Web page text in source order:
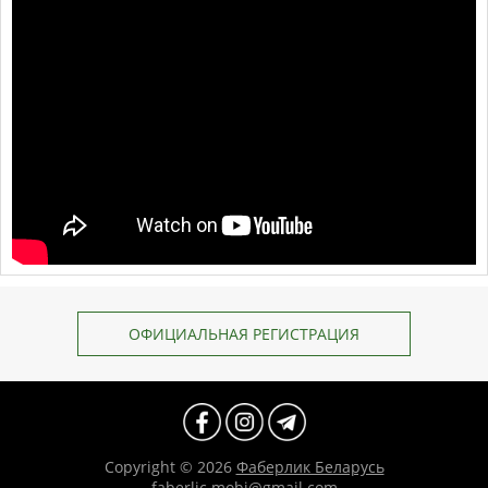
ОФИЦИАЛЬНАЯ РЕГИСТРАЦИЯ
Copyright © 2026 Фаберлик Беларусь